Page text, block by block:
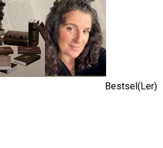
Bestsel(Ler)